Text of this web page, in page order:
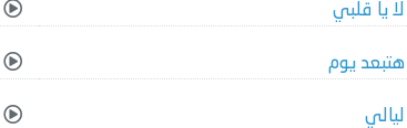
لا يا قلبي
هتبعد يوم
ليالي